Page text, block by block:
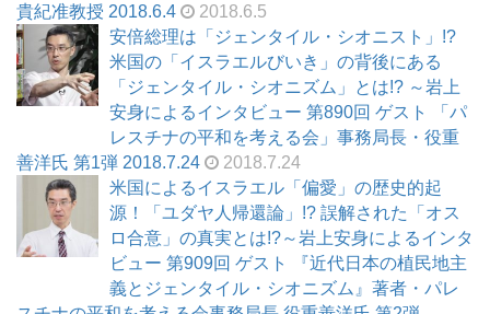
貴紀准教授 2018.6.4
2018.6.5
安倍総理は「ジェンタイル・シオニスト」!?
米国の「イスラエルびいき」の背後にある
「ジェンタイル・シオニズム」とは!? ～岩上
安身によるインタビュー 第890回 ゲスト 「パ
レスチナの平和を考える会」事務局長・役重
善洋氏 第1弾 2018.7.24
2018.7.24
米国によるイスラエル「偏愛」の歴史的起
源！「ユダヤ人帰還論」!? 誤解された「オス
ロ合意」の真実とは!?～岩上安身によるインタ
ビュー 第909回 ゲスト 『近代日本の植民地主
義とジェンタイル・シオニズム』著者・パレ